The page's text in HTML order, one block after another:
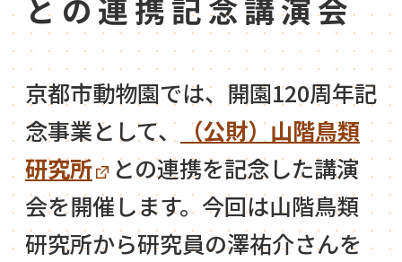
との連携記念講演会
京都市動物園では、開園120周年記
念事業として、 （公財）山階鳥類
研究所
との連携を記念した講演
会を開催します。今回は山階鳥類
研究所から研究員の澤祐介さんを